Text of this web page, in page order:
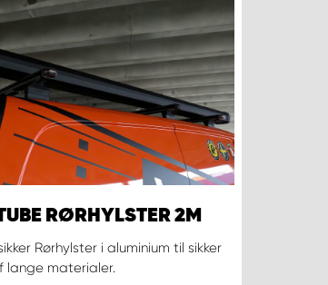
RØRHYLSTER 2M
Rørhylster i aluminium til sikker
lange materialer.